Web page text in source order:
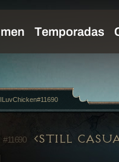
#11690 STILL
ILuvChicken#11690